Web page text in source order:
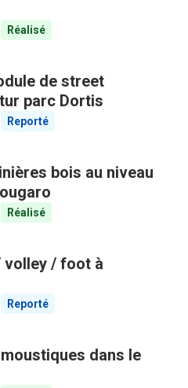
Réalisé
de street
parc Dortis
Reporté
bois au niveau
Réalisé
volley / foot à
Reporté
dans le